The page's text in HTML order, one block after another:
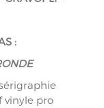
:
vinyle pro